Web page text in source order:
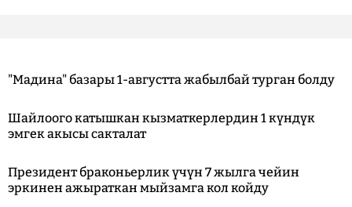
"Мадина" базары 1-августта жабылбай турган болду
Шайлоого катышкан кызматкерлердин 1 күндүк
эмгек акысы сакталат
Президент браконьерлик үчүн 7 жылга чейин
эркинен ажыраткан мыйзамга кол койду